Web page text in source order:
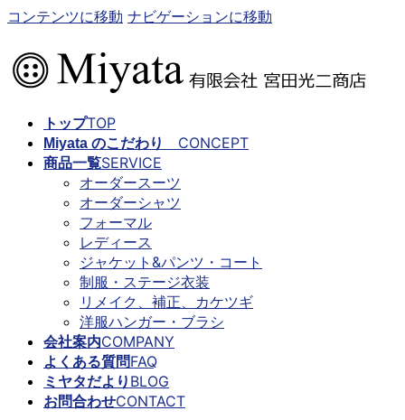
コンテンツに移動 ナビゲーションに移動
トップTOP
Miyata のこだわり CONCEPT
商品一覧SERVICE
オーダースーツ
オーダーシャツ
フォーマル
レディース
ジャケット&パンツ・コート
制服・ステージ衣装
リメイク、補正、カケツギ
洋服ハンガー・ブラシ
会社案内COMPANY
よくある質問FAQ
ミヤタだより BLOG
お問合わせCONTACT